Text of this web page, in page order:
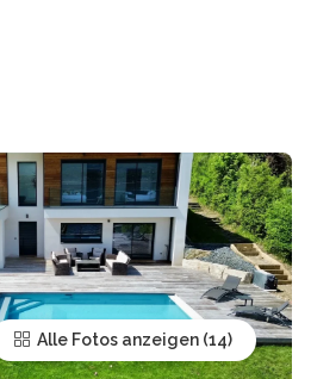
Alle Fotos anzeigen